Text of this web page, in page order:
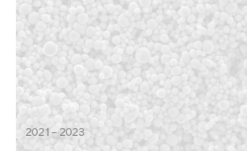
2021 – 2023